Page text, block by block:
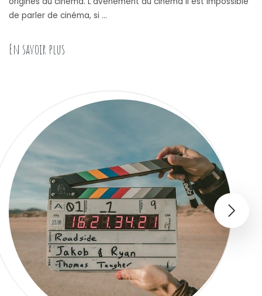
de parler de cinéma, si …
En savoir plus